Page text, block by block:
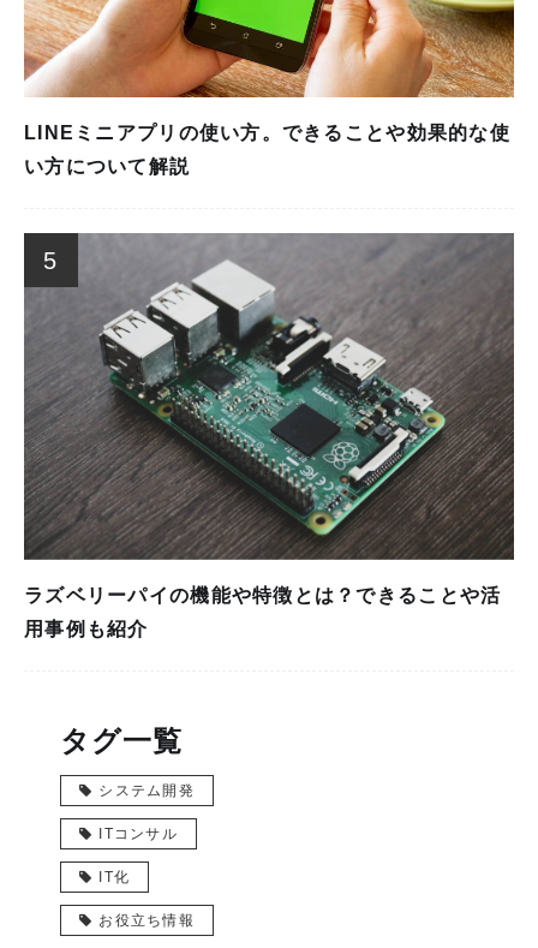
LINEミニアプリの使い方。できることや効果的な使
い方について解説
5
ラズベリーパイの機能や特徴とは？できることや活
用事例も紹介
タグ一覧
システム開発
ITコンサル
IT化
お役立ち情報